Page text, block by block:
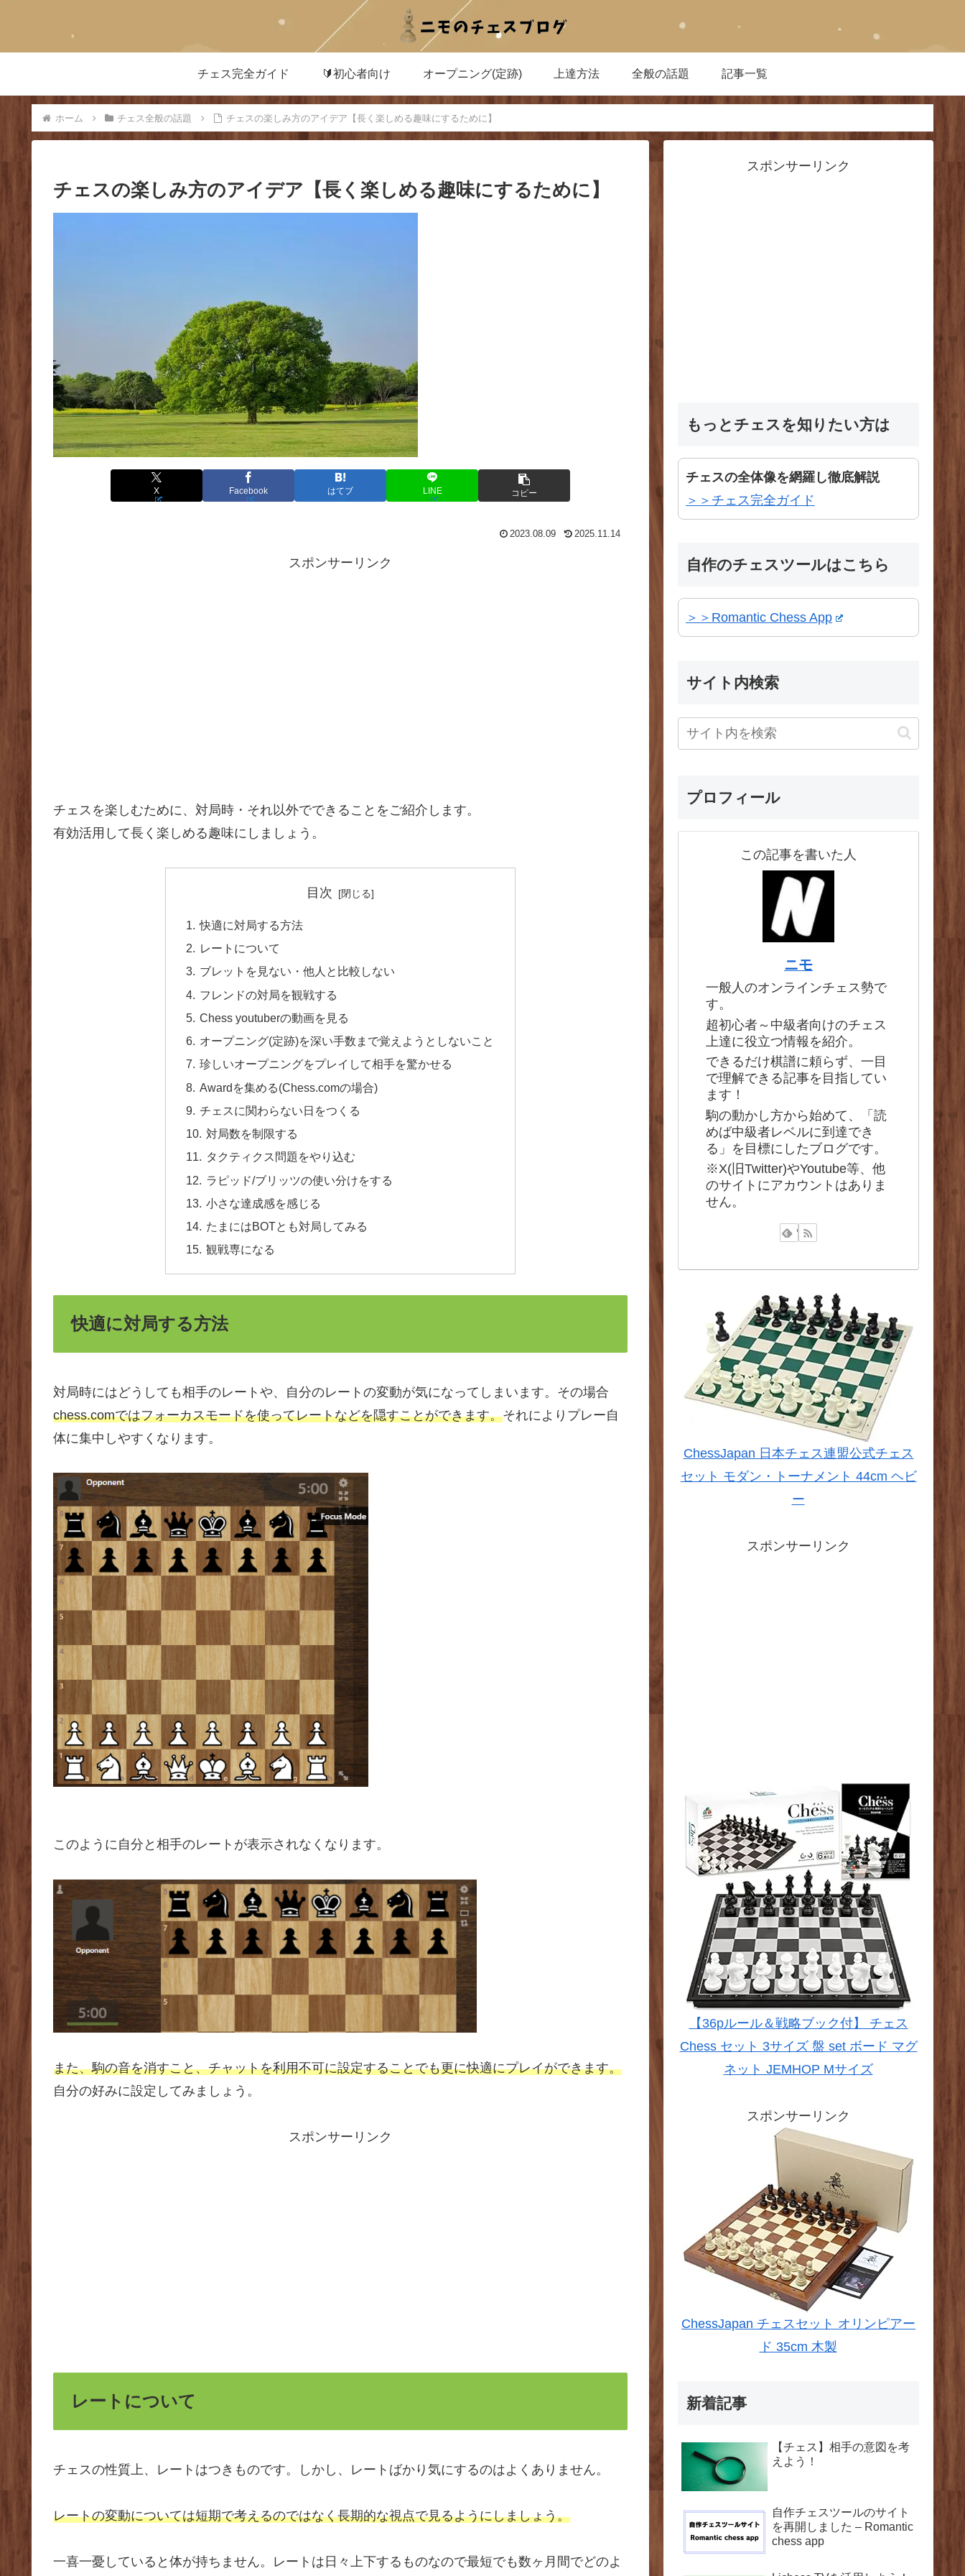
チェス完全ガイド 🔰初心者向け オープニング(定跡) 上達方法 全般の話題 記事一覧
ホーム チェス全般の話題 チェスの楽しみ方のアイデア【長く楽しめる趣味にするために】
チェスの楽しみ方のアイデア【長く楽しめる趣味にするために】
X Facebook はてブ LINE コピー
2023.08.09 2025.11.14
スポンサーリンク
チェスを楽しむために、対局時・それ以外でできることをご紹介します。
有効活用して長く楽しめる趣味にしましょう。
目次
快適に対局する方法
レートについて
ブレットを見ない・他人と比較しない
フレンドの対局を観戦する
Chess youtuberの動画を見る
オープニング(定跡)を深い手数まで覚えようとしないこと
珍しいオープニングをプレイして相手を驚かせる
Awardを集める(Chess.comの場合)
チェスに関わらない日をつくる
対局数を制限する
タクティクス問題をやり込む
ラピッド/ブリッツの使い分けをする
小さな達成感を感じる
たまにはBOTとも対局してみる
観戦専になる
快適に対局する方法
対局時にはどうしても相手のレートや、自分のレートの変動が気になってしまいます。その場合
chess.comではフォーカスモードを使ってレートなどを隠すことができます。それによりプレー自
体に集中しやすくなります。
このように自分と相手のレートが表示されなくなります。
また、駒の音を消すこと、チャットを利用不可に設定することでも更に快適にプレイができます。
自分の好みに設定してみましょう。
スポンサーリンク
レートについて
チェスの性質上、レートはつきものです。しかし、レートばかり気にするのはよくありません。
レートの変動については短期で考えるのではなく長期的な視点で見るようにしましょう。
一喜一憂していると体が持ちません。レートは日々上下するものなので最短でも数ヶ月間でどのよ
スポンサーリンク
もっとチェスを知りたい方は
チェスの全体像を網羅し徹底解説
＞＞チェス完全ガイド
自作のチェスツールはこちら
＞＞Romantic Chess App
サイト内検索
プロフィール
この記事を書いた人
ニモ
一般人のオンラインチェス勢で
す。
超初心者～中級者向けのチェス
上達に役立つ情報を紹介。
できるだけ棋譜に頼らず、一目
で理解できる記事を目指してい
ます！
駒の動かし方から始めて、「読
めば中級者レベルに到達でき
る」を目標にしたブログです。
※X(旧Twitter)やYoutube等、他
のサイトにアカウントはありま
せん。
ChessJapan 日本チェス連盟公式チェス
セット モダン・トーナメント 44cm ヘビ
ー
スポンサーリンク
【36pルール＆戦略ブック付】 チェス
Chess セット 3サイズ 盤 set ボード マグ
ネット JEMHOP Mサイズ
スポンサーリンク
ChessJapan チェスセット オリンピアー
ド 35cm 木製
新着記事
【チェス】相手の意図を考
えよう！
自作チェスツールのサイト
を再開しました – Romantic
chess app